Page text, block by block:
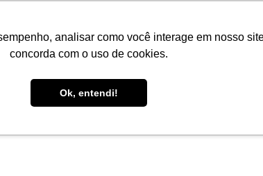
analisar como você interage em nosso
concorda com o uso de cookies.
Ok, entendi!